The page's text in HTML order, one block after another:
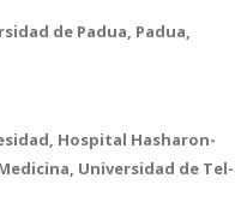
de Padua, Padua,
Hospital Hasharon-
Universidad de Tel-